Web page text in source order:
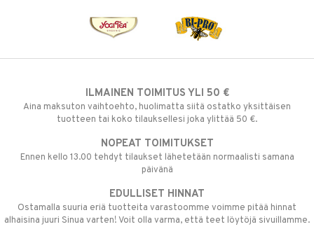
ILMAINEN TOIMITUS YLI 50 €
Aina maksuton vaihtoehto, huolimatta siitä ostatko yksittäisen
tuotteen tai koko tilauksellesi joka ylittää 50 €.
NOPEAT TOIMITUKSET
Ennen kello 13.00 tehdyt tilaukset lähetetään normaalisti samana
päivänä
EDULLISET HINNAT
Ostamalla suuria eriä tuotteita varastoomme voimme pitää hinnat
alhaisina juuri Sinua varten! Voit olla varma, että teet löytöjä sivuillamme.